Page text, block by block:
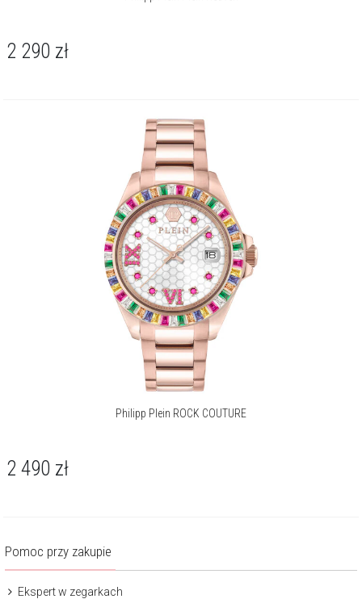
2 290 zł
Philipp Plein ROCK COUTURE
2 490 zł
Pomoc przy zakupie
Ekspert w zegarkach